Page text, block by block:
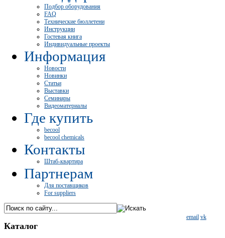
Подбор оборудования
FAQ
Технические бюллетени
Инструкции
Гостевая книга
Индивидуальные проекты
Информация
Новости
Новинки
Статьи
Выставки
Семинары
Видеоматериалы
Где купить
becool
becool chemicals
Контакты
Штаб-квартира
Партнерам
Для поставщиков
For suppliers
email vk
Каталог